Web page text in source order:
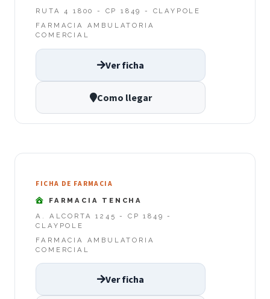
RUTA 4 1800 - CP 1849 - CLAYPOLE
FARMACIA AMBULATORIA
COMERCIAL
Ver ficha
Como llegar
FICHA DE FARMACIA
FARMACIA TENCHA
A. ALCORTA 1245 - CP 1849 -
CLAYPOLE
FARMACIA AMBULATORIA
COMERCIAL
Ver ficha